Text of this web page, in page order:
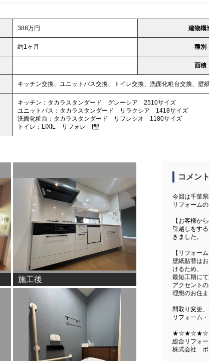
388万円 建物構
約1ヶ月 種別
面積
キッチン交換、ユニットバス交換、トイレ交換、洗面化粧台交換、壁
キッチン：タカラスタンダード グレーシア 2510サイズ
ユニットバス：タカラスタンダード リラクシア 1418サイズ
洗面化粧台：タカラスタンダード リフレシオ 1180サイズ
トイレ：LIXIL リフォレ I型
コメント
今回は千葉
リフォーム
【お客様か
引越しをす
きました。
【リフォー
壁紙貼替は
けるため、
最短工期に
アクセント
理想のお住
間取り変更
リフォーム
総合リフォ
株式会社 ボ
施工後